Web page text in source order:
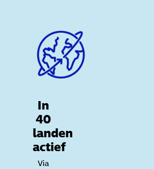
In
40
landen
actief
Via